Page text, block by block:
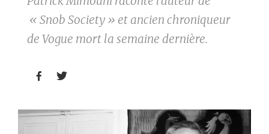
« Snob Society » et ancien chroniqueur
de Vogue mort la semaine dernière.
 